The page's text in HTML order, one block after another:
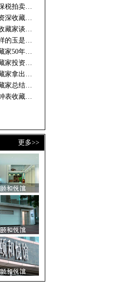
首场保税拍卖落幕 西洋座钟银器
苏州资深收藏家温故轩谈收藏之二
资深收藏家谈如何慧眼捡漏 一幅
什么样的玉是好玉 资深藏家眼中
资深藏家50年藏古钱万余枚
资深藏家投资须选书画中的“潜力
资深藏家拿出珍藏办“徐乐乐作品
资深藏家总结的连环画收藏三字经
资深钟表收藏家谈钟论表
更多>>